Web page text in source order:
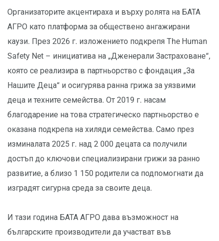
Организаторите акцентираха и върху ролята на БАТА
АГРО като платформа за обществено ангажирани
каузи. През 2026 г. изложението подкрепя The Human
Safety Net – инициатива на „Дженерали Застраховане“,
която се реализира в партньорство с фондация „За
Нашите Деца“ и осигурява ранна грижа за уязвими
деца и техните семейства. От 2019 г. насам
благодарение на това стратегическо партньорство е
оказана подкрепа на хиляди семейства. Само през
изминалата 2025 г. над 2 000 децата са получили
достъп до ключови специализирани грижи за ранно
развитие, а близо 1 150 родители са подпомогнати да
изградят сигурна среда за своите деца.
И тази година БАТА АГРО дава възможност на
българските производители да участват във